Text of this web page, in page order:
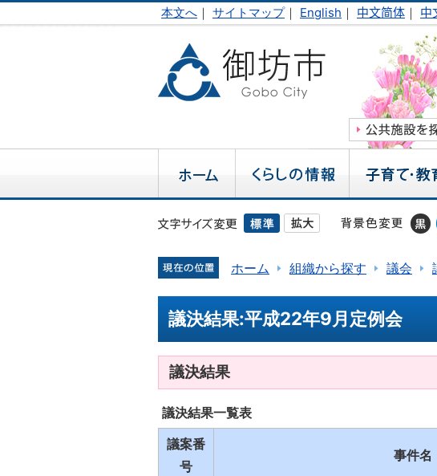
本文へ ｜ サイトマップ｜ English ｜ 中文简体 ｜ 中
ホーム 組織から探す 議会
議決結果:平成22年9月定例会
議決結果
議決結果一覧表
議案番
号
事件名